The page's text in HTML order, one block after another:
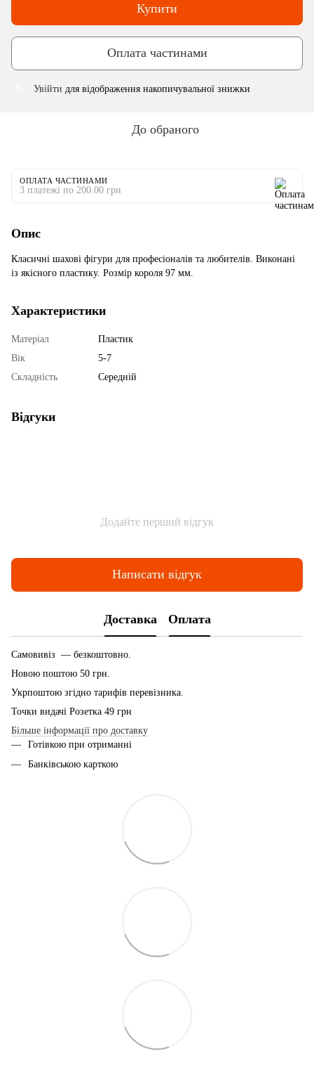
Купити
Оплата частинами
Увійти для відображення накопичувальної знижки
До обраного
ОПЛАТА ЧАСТИНАМИ
3 платежі по 200.00 грн
Опис
Класичні шахові фігури для професіоналів та любителів. Виконані
із якісного пластику. Розмір короля 97 мм.
Характеристики
Матеріал
Пластик
Вік
5-7
Складність
Середній
Відгуки
Додайте перший відгук
Написати відгук
Доставка Оплата
Самовивіз — безкоштовно.
Новою поштою 50 грн.
Укрпоштою згідно тарифів перевізника.
Точки видачі Розетка 49 грн
Більше інформації про доставку
Готівкою при отриманні
Банківською карткою